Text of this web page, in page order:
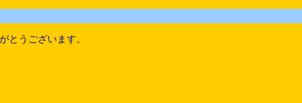
とうございます。